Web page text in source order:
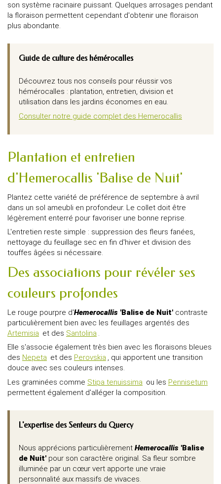
son système racinaire puissant. Quelques arrosages pendant
la floraison permettent cependant d'obtenir une floraison
plus abondante.
Guide de culture des hémérocalles
Découvrez tous nos conseils pour réussir vos
hémérocalles : plantation, entretien, division et
utilisation dans les jardins économes en eau.
Consulter notre guide complet des Hemerocallis
Plantation et entretien
d'Hemerocallis 'Balise de Nuit'
Plantez cette variété de préférence de septembre à avril
dans un sol ameubli en profondeur. Le collet doit être
légèrement enterré pour favoriser une bonne reprise.
L'entretien reste simple : suppression des fleurs fanées,
nettoyage du feuillage sec en fin d'hiver et division des
touffes âgées si nécessaire.
Des associations pour révéler ses
couleurs profondes
Le rouge pourpre d'Hemerocallis 'Balise de Nuit' contraste
particulièrement bien avec les feuillages argentés des
Artemisia et des Santolina .
Elle s'associe également très bien avec les floraisons bleues
des Nepeta et des Perovskia , qui apportent une transition
douce avec ses couleurs intenses.
Les graminées comme Stipa tenuissima ou les Pennisetum
permettent également d'alléger la composition.
L'expertise des Senteurs du Quercy
Nous apprécions particulièrement Hemerocallis 'Balise
de Nuit' pour son caractère original. Sa fleur sombre
illuminée par un cœur vert apporte une vraie
personnalité aux massifs de vivaces.